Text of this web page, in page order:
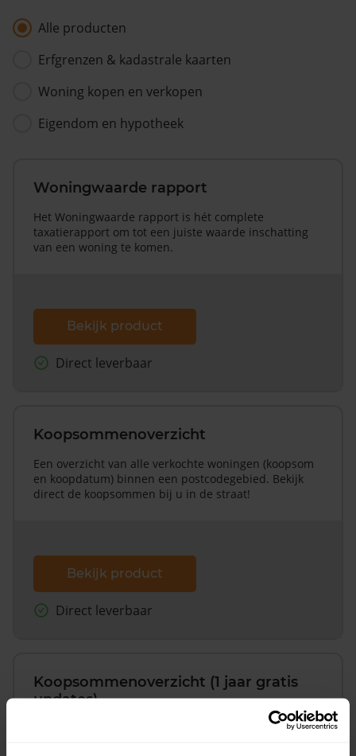
Alle producten
Erfgrenzen & kadastrale kaarten
Woning kopen en verkopen
Eigendom en hypotheek
Woningwaarde rapport
Het Woningwaarde rapport is hét complete
taxatierapport om tot een juiste waarde inschatting
van een woning te komen.
Bekijk product
Direct leverbaar
Koopsommenoverzicht
Een overzicht van alle verkochte woningen (koopsom
en koopdatum) binnen een postcodegebied. Bekijk
direct de koopsommen bij u in de straat!
Bekijk product
Direct leverbaar
Koopsommenoverzicht (1 jaar gratis
updates)